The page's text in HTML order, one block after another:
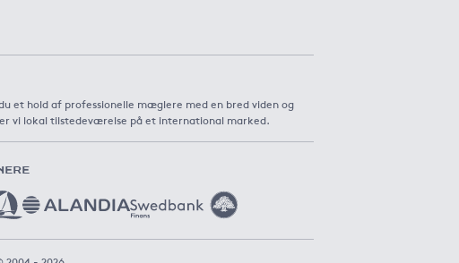
et hold af professionelle mæglere med en bred viden og
vi lokal tilstedeværelse på et international marked.